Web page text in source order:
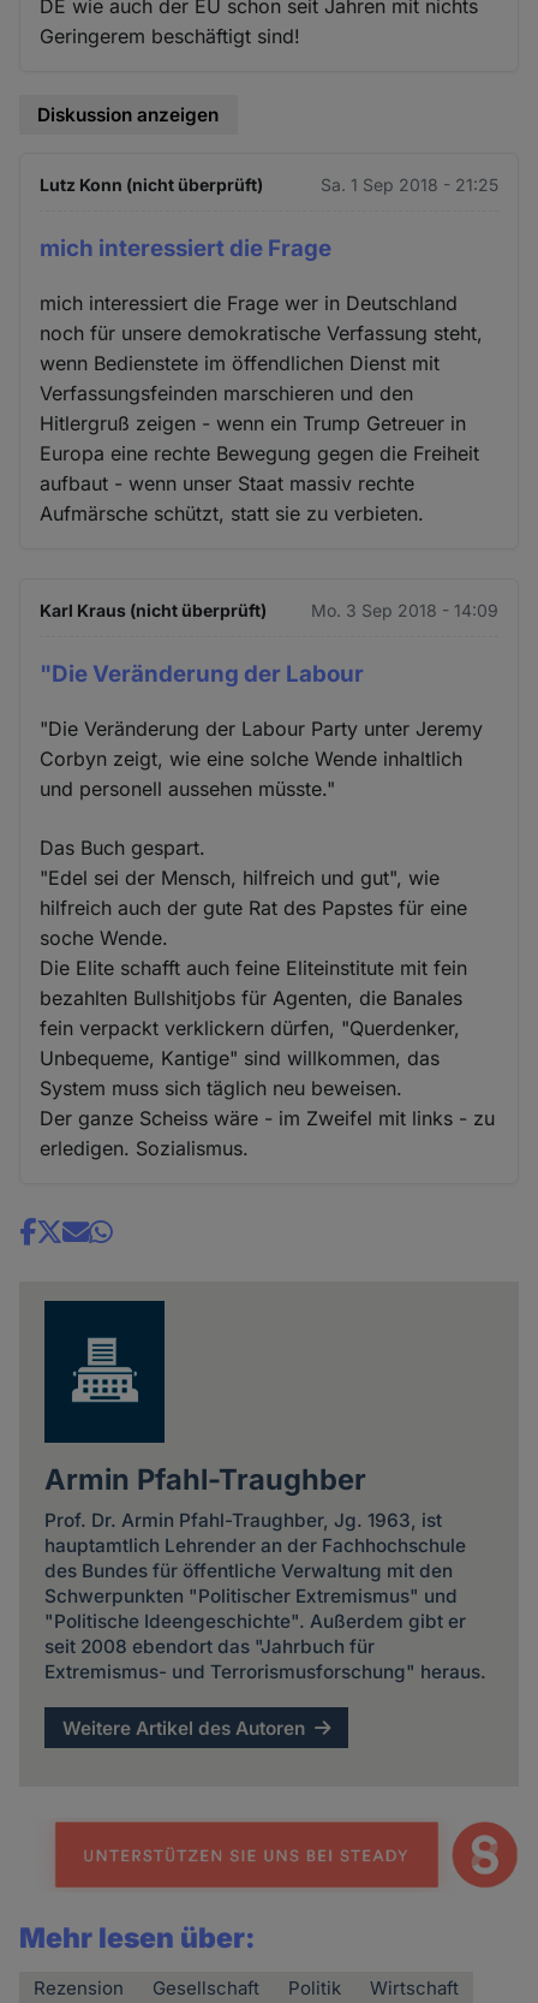
DE wie auch der EU schon seit Jahren mit nichts
Geringerem beschäftigt sind!
Diskussion anzeigen
Lutz Konn (nicht überprüft) Sa. 1 Sep 2018 - 21:25
mich interessiert die Frage
mich interessiert die Frage wer in Deutschland
noch für unsere demokratische Verfassung steht,
wenn Bedienstete im öffendlichen Dienst mit
Verfassungsfeinden marschieren und den
Hitlergruß zeigen - wenn ein Trump Getreuer in
Europa eine rechte Bewegung gegen die Freiheit
aufbaut - wenn unser Staat massiv rechte
Aufmärsche schützt, statt sie zu verbieten.
Karl Kraus (nicht überprüft) Mo. 3 Sep 2018 - 14:09
"Die Veränderung der Labour
"Die Veränderung der Labour Party unter Jeremy
Corbyn zeigt, wie eine solche Wende inhaltlich
und personell aussehen müsste."
Das Buch gespart.
"Edel sei der Mensch, hilfreich und gut", wie
hilfreich auch der gute Rat des Papstes für eine
soche Wende.
Die Elite schafft auch feine Eliteinstitute mit fein
bezahlten Bullshitjobs für Agenten, die Banales
fein verpackt verklickern dürfen, "Querdenker,
Unbequeme, Kantige" sind willkommen, das
System muss sich täglich neu beweisen.
Der ganze Scheiss wäre - im Zweifel mit links - zu
erledigen. Sozialismus.
Share
Armin Pfahl-Traughber
Prof. Dr. Armin Pfahl-Traughber, Jg. 1963, ist
hauptamtlich Lehrender an der Fachhochschule
des Bundes für öffentliche Verwaltung mit den
Schwerpunkten "Politischer Extremismus" und
"Politische Ideengeschichte". Außerdem gibt er
seit 2008 ebendort das "Jahrbuch für
Extremismus- und Terrorismusforschung" heraus.
Weitere Artikel des Autoren
Mehr lesen über:
Rezension Gesellschaft Politik Wirtschaft